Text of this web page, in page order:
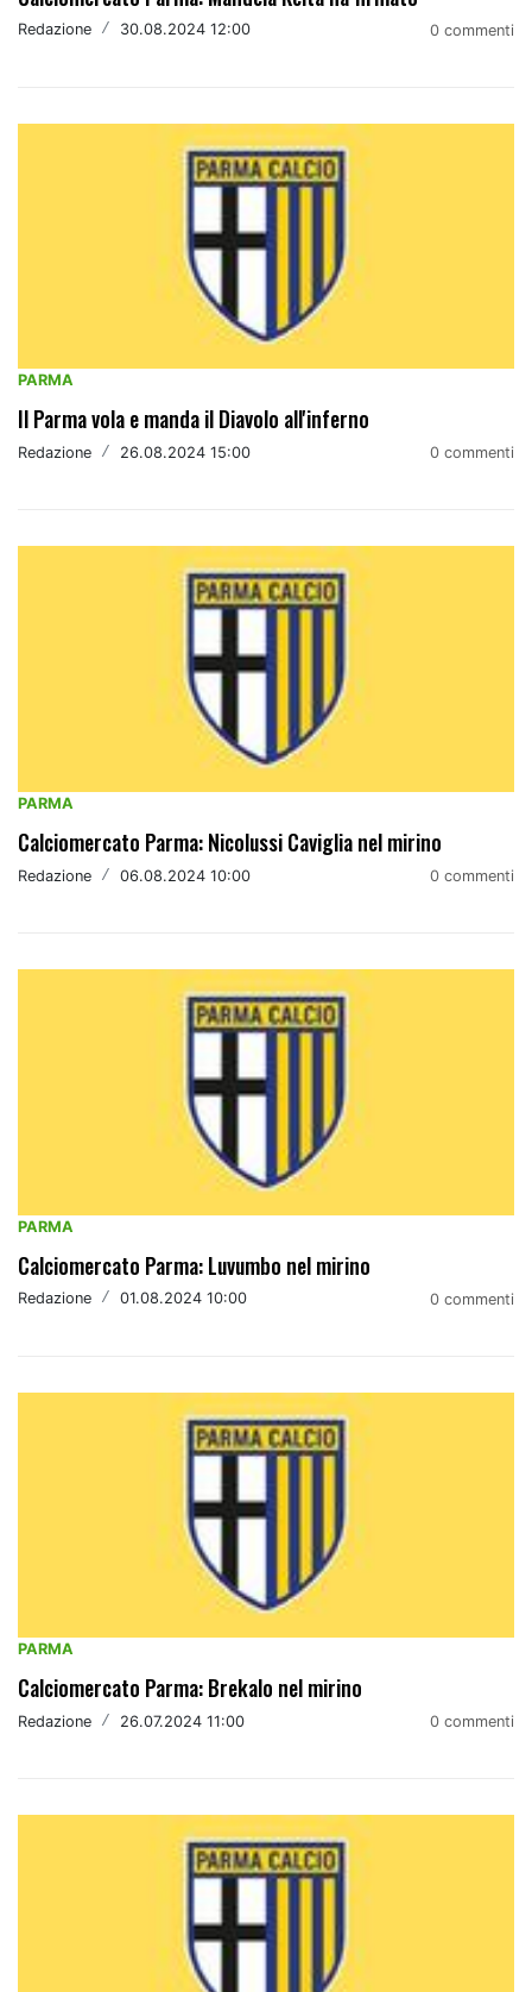
Redazione / 30.08.2024 12:00 0 commenti
PARMA
Il Parma vola e manda il Diavolo all'inferno
Redazione / 26.08.2024 15:00 0 commenti
PARMA
Calciomercato Parma: Nicolussi Caviglia nel mirino
Redazione / 06.08.2024 10:00 0 commenti
PARMA
Calciomercato Parma: Luvumbo nel mirino
Redazione / 01.08.2024 10:00 0 commenti
PARMA
Calciomercato Parma: Brekalo nel mirino
Redazione / 26.07.2024 11:00 0 commenti